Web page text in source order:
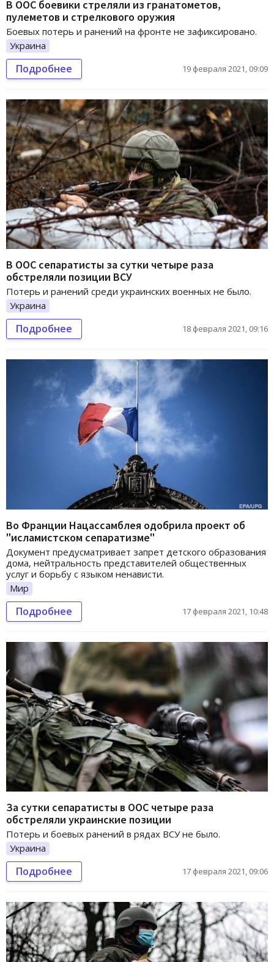
В ООС боевики стреляли из гранатометов,
пулеметов и стрелкового оружия
Боевых потерь и ранений на фронте не зафиксировано.
Украина
Подробнее 19 февраля 2021, 09:09
В ООС сепаратисты за сутки четыре раза
обстреляли позиции ВСУ
Потерь и ранений среди украинских военных не было.
Украина
Подробнее 18 февраля 2021, 09:16
Во Франции Нацассамблея одобрила проект об
"исламистском сепаратизме"
Документ предусматривает запрет детского образования
дома, нейтральность представителей общественных
услуг и борьбу с языком ненависти.
Мир
Подробнее 17 февраля 2021, 10:48
За сутки сепаратисты в ООС четыре раза
обстреляли украинские позиции
Потерь и боевых ранений в рядах ВСУ не было.
Украина
Подробнее 17 февраля 2021, 09:06